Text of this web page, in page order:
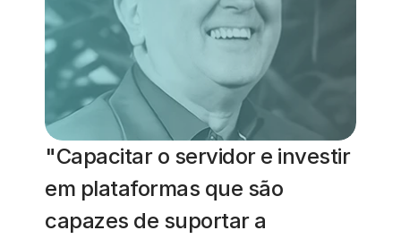
"Capacitar o servidor e investir
em plataformas que são
capazes de suportar a